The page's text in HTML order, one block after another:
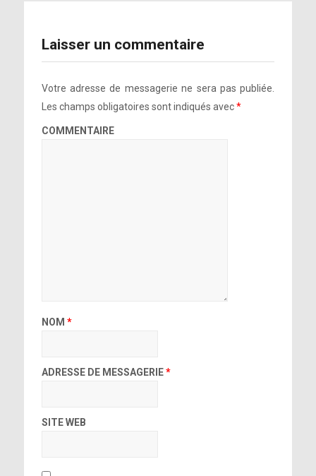
Laisser un commentaire
Votre adresse de messagerie ne sera pas publiée.
Les champs obligatoires sont indiqués avec*
COMMENTAIRE
NOM *
ADRESSE DE MESSAGERIE*
SITE WEB